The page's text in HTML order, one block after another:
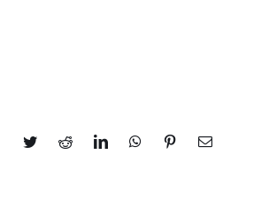
FacebookTwitterRedditLinkedInWhatsAppPinterestCorreo